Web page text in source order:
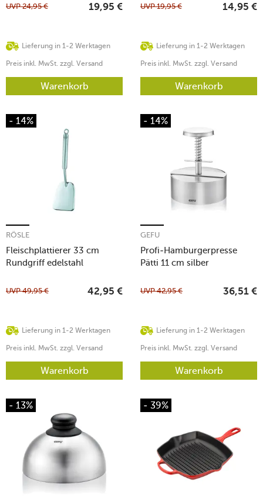
Lieferung in 1-2 Werktagen
UVP24,95 € 19,95 €
Preis inkl. MwSt. zzgl. Versand
Warenkorb
Lieferung in 1-2 Werktagen
UVP19,95 € 14,95 €
Preis inkl. MwSt. zzgl. Versand
Warenkorb
- 14%
Fleischplattierer 33 cm
Rundgriff edelstahl
RÖSLE
Lieferung in 1-2 Werktagen
UVP49,95 € 42,95 €
Preis inkl. MwSt. zzgl. Versand
Warenkorb
- 14%
Profi-Hamburgerpresse
Pätti 11 cm silber
GEFU
Lieferung in 1-2 Werktagen
UVP42,95 € 36,51 €
Preis inkl. MwSt. zzgl. Versand
Warenkorb
- 13% - 39%